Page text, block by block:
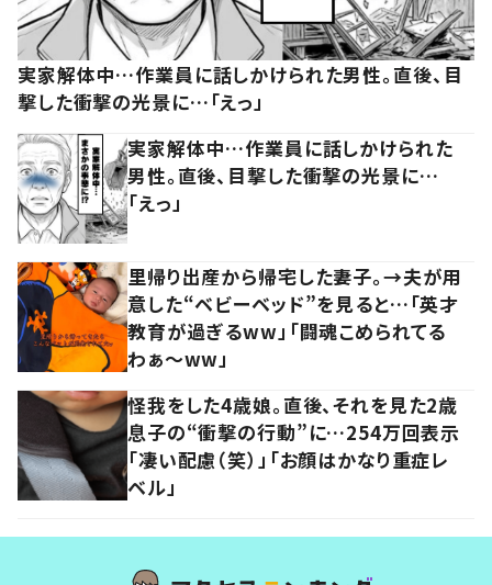
実家解体中…作業員に話しかけられた男性。直後、目
撃した衝撃の光景に…「えっ」
実家解体中…作業員に話しかけられた
男性。直後、目撃した衝撃の光景に…
「えっ」
里帰り出産から帰宅した妻子。→夫が用
意した“ベビーベッド”を見ると…「英才
教育が過ぎるww」「闘魂こめられてる
わぁ～ww」
怪我をした4歳娘。直後、それを見た2歳
息子の“衝撃の行動”に…254万回表示
「凄い配慮（笑）」「お顔はかなり重症レ
ベル」